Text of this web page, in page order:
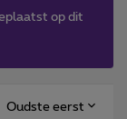
op dit
Oudste eerst